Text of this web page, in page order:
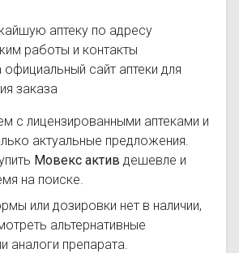
аптеку по адресу
работы и контакты
официальный сайт аптеки для
заказа
с лицензированными аптеками и
актуальные предложения.
Мовекс актив дешевле и
на поиске.
или дозировки нет в наличии,
альтернативные
аналоги препарата.